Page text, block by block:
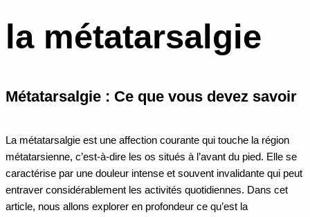
la métatarsalgie
Métatarsalgie : Ce que vous devez savoir
La métatarsalgie est une affection courante qui touche la région
métatarsienne, c’est-à-dire les os situés à l’avant du pied. Elle se
caractérise par une douleur intense et souvent invalidante qui peut
entraver considérablement les activités quotidiennes. Dans cet
article, nous allons explorer en profondeur ce qu’est la